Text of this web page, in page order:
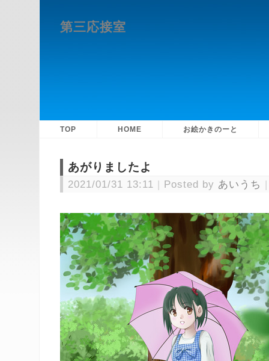
第三応接室
TOP HOME お絵かきのーと
あがりましたよ
2021/01/31 13:11 Posted by あいうち